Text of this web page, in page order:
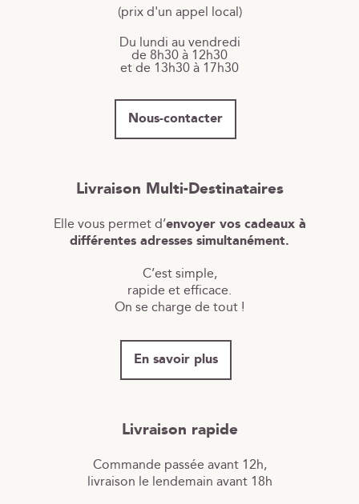
(prix d'un appel local)
Du lundi au vendredi
de 8h30 à 12h30
et de 13h30 à 17h30
Nous-contacter
Livraison Multi-Destinataires
Elle vous permet d’envoyer vos cadeaux à
différentes adresses simultanément.
C’est simple,
rapide et efficace.
On se charge de tout !
En savoir plus
Livraison rapide
Commande passée avant 12h,
livraison le lendemain avant 18h